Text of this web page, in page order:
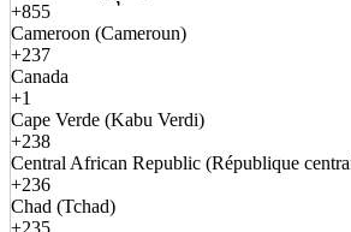
+855
Cameroon (Cameroun)
+237
Canada
+1
Cape Verde (Kabu Verdi)
+238
Central African Republic (République
+236
Chad (Tchad)
+235